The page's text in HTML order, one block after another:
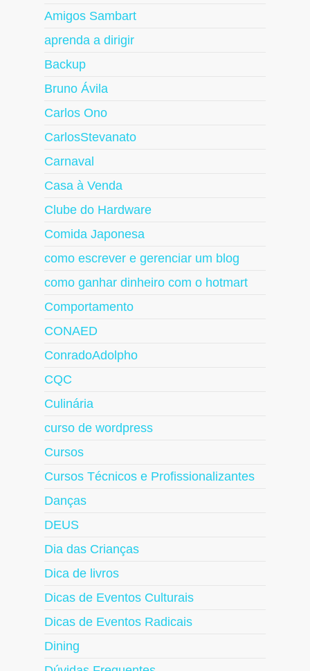
Amigos Sambart
aprenda a dirigir
Backup
Bruno Ávila
Carlos Ono
CarlosStevanato
Carnaval
Casa à Venda
Clube do Hardware
Comida Japonesa
como escrever e gerenciar um blog
como ganhar dinheiro com o hotmart
Comportamento
CONAED
ConradoAdolpho
CQC
Culinária
curso de wordpress
Cursos
Cursos Técnicos e Profissionalizantes
Danças
DEUS
Dia das Crianças
Dica de livros
Dicas de Eventos Culturais
Dicas de Eventos Radicais
Dining